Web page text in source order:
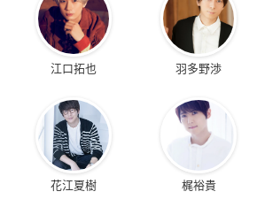
江口拓也 羽多野渉
花江夏樹 梶裕貴